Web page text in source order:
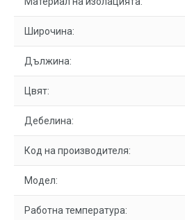
Широчина:
Дължина:
Цвят:
Дебелина:
Код на производителя:
Модел:
Работна температура: